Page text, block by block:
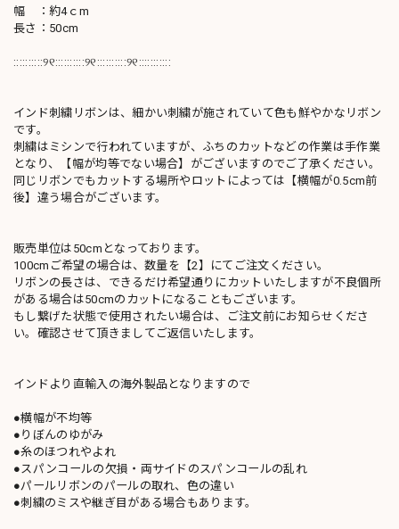
幅 ：約4ｃm
長さ：50cm
::::::::::୨୧::::::::::୨୧::::::::::୨୧:::::::::::
インド刺繍リボンは、細かい刺繍が施されていて色も鮮やかなリボン
です。
刺繍はミシンで行われていますが、ふちのカットなどの作業は手作業
となり、【幅が均等でない場合】がございますのでご了承ください。
同じリボンでもカットする場所やロットによっては【横幅が0.5cm前
後】違う場合がございます。
販売単位は50cmとなっております。
100cmご希望の場合は、数量を【2】にてご注文ください。
リボンの長さは、できるだけ希望通りにカットいたしますが不良個所
がある場合は50cmのカットになることもございます。
もし繋げた状態で使用されたい場合は、ご注文前にお知らせくださ
い。確認させて頂きましてご返信いたします。
インドより直輸入の海外製品となりますので
●横幅が不均等
●りぼんのゆがみ
●糸のほつれやよれ
●スパンコールの欠損・両サイドのスパンコールの乱れ
●パールリボンのパールの取れ、色の違い
●刺繍のミスや継ぎ目がある場合もあります。